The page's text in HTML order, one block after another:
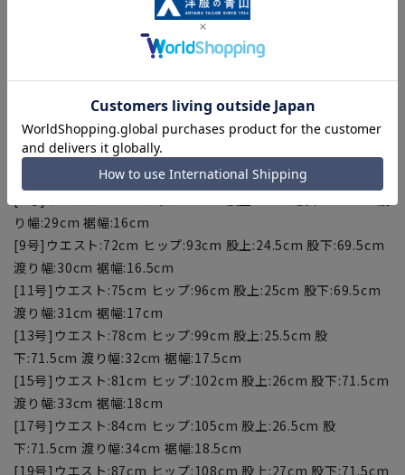
こちらの商品の裾直しをする場合は店舗にて承ります。補正料
金については店舗へお問い合わせください。商品の股下以上の
長さの調節は出来ません、予めご了承ください。
【サイズスペック】
[5号]ウエスト:66cm ヒップ:87cm 股上:23.5cm 股下:67.5cm
渡り幅:28cm 裾幅:15.5cm
り幅:29cm 裾幅:16cm
[9号]ウエスト:72cm ヒップ:93cm 股上:24.5cm 股下:69.5cm
渡り幅:30cm 裾幅:16.5cm
[11号]ウエスト:75cm ヒップ:96cm 股上:25cm 股下:69.5cm
渡り幅:31cm 裾幅:17cm
[13号]ウエスト:78cm ヒップ:99cm 股上:25.5cm 股
下:71.5cm 渡り幅:32cm 裾幅:17.5cm
[15号]ウエスト:81cm ヒップ:102cm 股上:26cm 股下:71.5cm
渡り幅:33cm 裾幅:18cm
[17号]ウエスト:84cm ヒップ:105cm 股上:26.5cm 股
下:71.5cm 渡り幅:34cm 裾幅:18.5cm
[19号]ウエスト:87cm ヒップ:108cm 股上:27cm 股下:71.5cm